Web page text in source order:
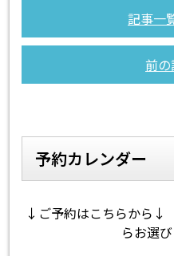
記事一
前
予約カレンダー
↓ご予約はこちらから↓
らお選び